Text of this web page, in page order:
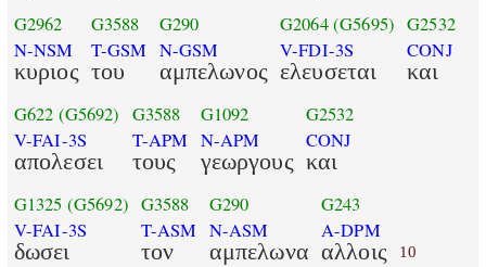
G2962
N-NSM
κυριος
G3588
T-GSM
του
G290
N-GSM
αμπελωνος
G2064(G5695)
V-FDI-3S
ελευσεται
G2532
CONJ
και
G622 (G5692)
V-FAI-3S
απολεσει
G3588
T-APM
τους
G1092
N-APM
γεωργους
G2532
CONJ
και
G1325 (G5692)
V-FAI-3S
δωσει
G3588
T-ASM
τον
G290
N-ASM
αμπελωνα
G243
A-DPM
αλλοις 10